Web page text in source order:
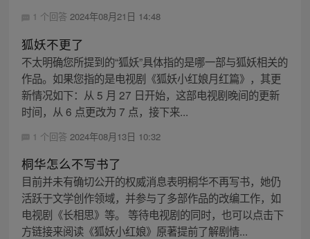
1 个回答 2024年08月21日 14:48
狐妖不更了
不太明确您所提到的“狐妖”具体指的是哪一部与狐妖相关的
作品。如果您指的是电视剧《狐妖小红娘月红篇》，其更
新情况如下：从 5 月 27 日开始，这部电视剧晚间的更新
时间，从 6 点更改为 7 点，接下来...
1 个回答 2024年08月13日 10:32
桐华怎么不写书了
目前并未有确切公开的权威消息表明桐华不再写书，她仍
活跃于文学创作领域，并参与了多部作品的改编工作，如
电视剧《长相思》等。 等待电视剧的同时，也可以点击下
方链接来阅读《狐妖小红娘》原著提前了解剧情...